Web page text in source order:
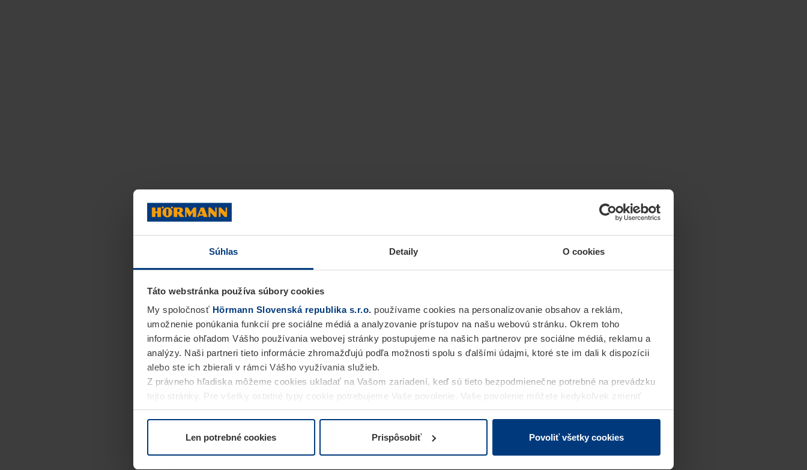
Súhlas Detaily O cookies
Táto webstránka používa súbory cookies
My spoločnosť Hörmann Slovenská republika s.r.o. používame cookies na personalizovanie obsahov a reklám,
umožnenie ponúkania funkcií pre sociálne médiá a analyzovanie prístupov na našu webovú stránku. Okrem toho
informácie ohľadom Vášho používania webovej stránky postupujeme na našich partnerov pre sociálne médiá, reklamu a
analýzy. Naši partneri tieto informácie zhromažďujú podľa možnosti spolu s ďalšími údajmi, ktoré ste im dali k dispozícii
alebo ste ich zbierali v rámci Vášho využívania služieb.
Z právneho hľadiska môžeme cookies ukladať na Vašom zariadení, keď sú tieto bezpodmienečne potrebné na prevádzku
tejto stránky. Pre všetky ostatné typy cookie potrebujeme Vaše povolenie. Vaše povolenie môžete kedykoľvek zmeniť
alebo odvolať vo vysvetlení cookie na stránkeVyhlásenie o ochrane osobných údajovnašej webovej stránky.
Len potrebné cookies Prispôsobiť Povoliť všetky cookies